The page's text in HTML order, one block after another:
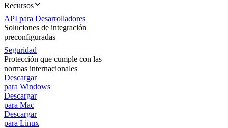
Recursos
API para Desarrolladores
Soluciones de integración
preconfiguradas
Seguridad
Protección que cumple con las
normas internacionales
Descargar
para Windows
Descargar
para Mac
Descargar
para Linux